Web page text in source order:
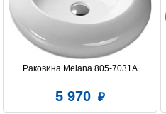
Раковина Melana 805-7031A
5 970